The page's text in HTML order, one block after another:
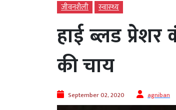
जीवनशैली स्‍वास्‍थ्‍य
हाई ब्‍लड
की चाय
September 02, 2020 agniban